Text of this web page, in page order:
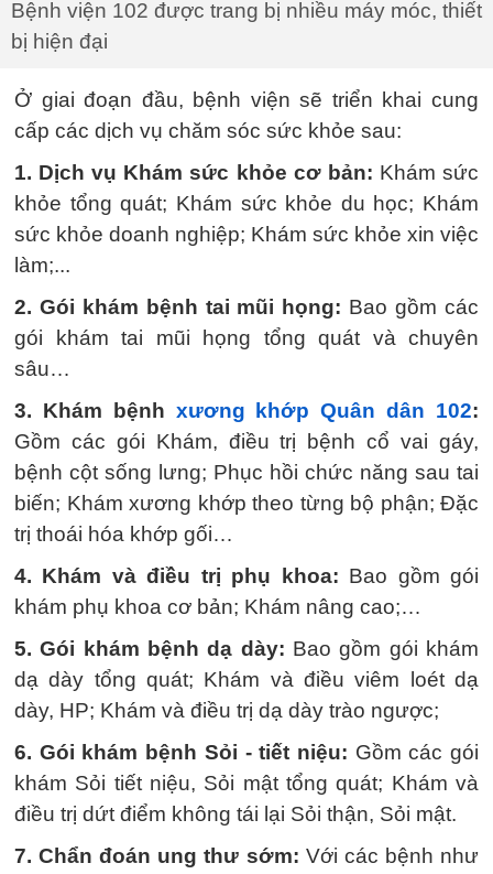
Bệnh viện 102 được trang bị nhiều máy móc, thiết
bị hiện đại
Ở giai đoạn đầu, bệnh viện sẽ triển khai cung
cấp các dịch vụ chăm sóc sức khỏe sau:
1. Dịch vụ Khám sức khỏe cơ bản: Khám sức
khỏe tổng quát; Khám sức khỏe du học; Khám
sức khỏe doanh nghiệp; Khám sức khỏe xin việc
làm;...
2. Gói khám bệnh tai mũi họng: Bao gồm các
gói khám tai mũi họng tổng quát và chuyên
sâu…
3. Khám bệnh xương khớp Quân dân 102:
Gồm các gói Khám, điều trị bệnh cổ vai gáy,
bệnh cột sống lưng; Phục hồi chức năng sau tai
biến; Khám xương khớp theo từng bộ phận; Đặc
trị thoái hóa khớp gối…
4. Khám và điều trị phụ khoa: Bao gồm gói
khám phụ khoa cơ bản; Khám nâng cao;…
5. Gói khám bệnh dạ dày: Bao gồm gói khám
dạ dày tổng quát; Khám và điều viêm loét dạ
dày, HP; Khám và điều trị dạ dày trào ngược;
6. Gói khám bệnh Sỏi - tiết niệu: Gồm các gói
khám Sỏi tiết niệu, Sỏi mật tổng quát; Khám và
điều trị dứt điểm không tái lại Sỏi thận, Sỏi mật.
7. Chẩn đoán ung thư sớm: Với các bệnh như